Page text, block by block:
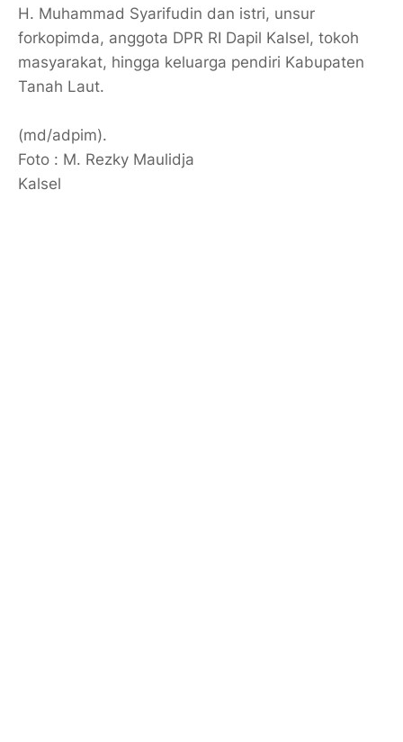
H. Muhammad Syarifudin dan istri, unsur
forkopimda, anggota DPR RI Dapil Kalsel, tokoh
masyarakat, hingga keluarga pendiri Kabupaten
Tanah Laut.
(md/adpim).
Foto : M. Rezky Maulidja
Kalsel